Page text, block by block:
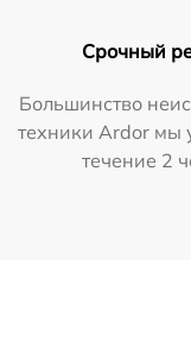
Срочный
Большинство
техники Ardor мы
течение 2